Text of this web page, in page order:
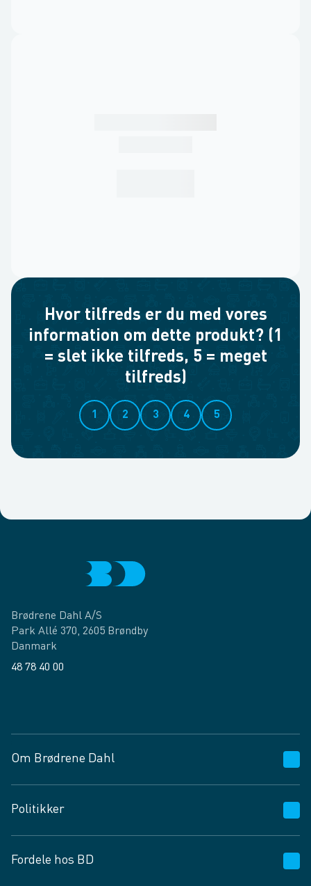
Hvor tilfreds er du med vores
information om dette produkt? (1
= slet ikke tilfreds, 5 = meget
tilfreds)
1 2 3 4 5
Brødrene Dahl A/S
Park Allé 370, 2605 Brøndby
Danmark
48 78 40 00
Om Brødrene Dahl
Vagttelefon 30 10 89 89
Spørgsmål og svar
Job og karriere
Politikker
Privatlivspolitik
Fordele hos BD